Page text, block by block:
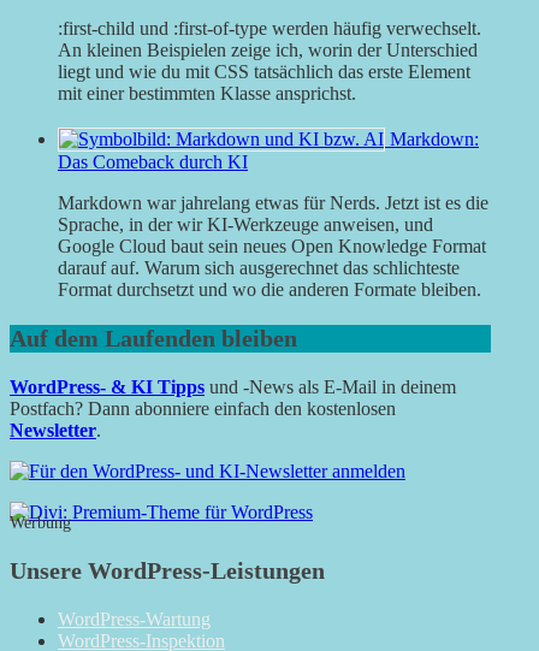
:first-child und :first-of-type werden häufig verwechselt.
An kleinen Beispielen zeige ich, worin der Unterschied
liegt und wie du mit CSS tatsächlich das erste Element
mit einer bestimmten Klasse ansprichst.
Markdown:
Das Comeback durch KI
Markdown war jahrelang etwas für Nerds. Jetzt ist es die
Sprache, in der wir KI-Werkzeuge anweisen, und
Google Cloud baut sein neues Open Knowledge Format
darauf auf. Warum sich ausgerechnet das schlichteste
Format durchsetzt und wo die anderen Formate bleiben.
Auf dem Laufenden bleiben
WordPress- & KI Tipps und -News als E-Mail in deinem
Postfach? Dann abonniere einfach den kostenlosen
Newsletter.
Werbung
Unsere WordPress-Leistungen
WordPress-Wartung
WordPress-Inspektion